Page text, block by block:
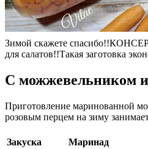
Зимой скажете
для салатов!!Такая заготовка
С можжевельником
Приготовление маринованной
розовым перцем на зиму
Закуска
Маринад